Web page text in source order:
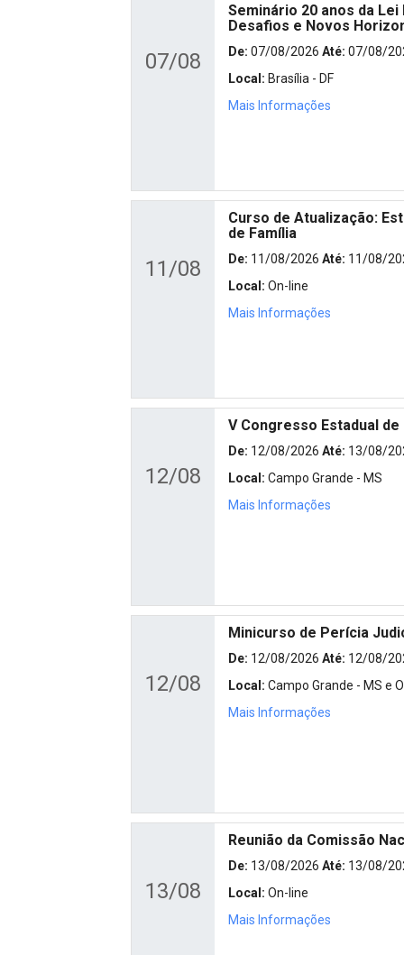
07/08
Seminário 20 anos da
Desafios e Novos
De: 07/08/2026 Até: 07/08/
Local: Brasília - DF
Mais Informações
11/08
Curso de Atualização:
de Família
De: 11/08/2026 Até: 11/08/
Local: On-line
Mais Informações
12/08
V Congresso Estadual
De: 12/08/2026 Até: 13/08/
Local: Campo Grande - MS
Mais Informações
12/08
Minicurso de Perícia
De: 12/08/2026 Até: 12/08/
Local: Campo Grande - MS e
Mais Informações
13/08
Reunião da Comissão
De: 13/08/2026 Até: 13/08/
Local: On-line
Mais Informações